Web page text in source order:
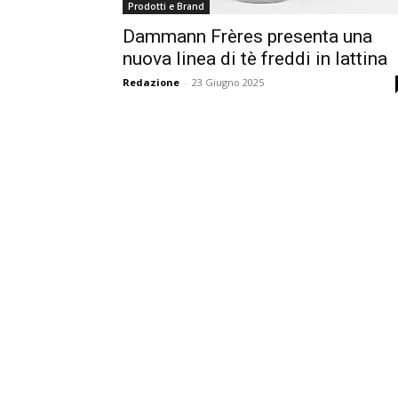
Prodotti e Brand
Dammann Frères presenta una
nuova linea di tè freddi in lattina
Redazione - 23 Giugno 2025